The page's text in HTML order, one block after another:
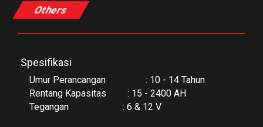
Others
Spesifikasi
Umur Perancangan : 10 - 14 Tahun
Rentang Kapasitas : 15 - 2400 AH
Tegangan : 6 & 12 V